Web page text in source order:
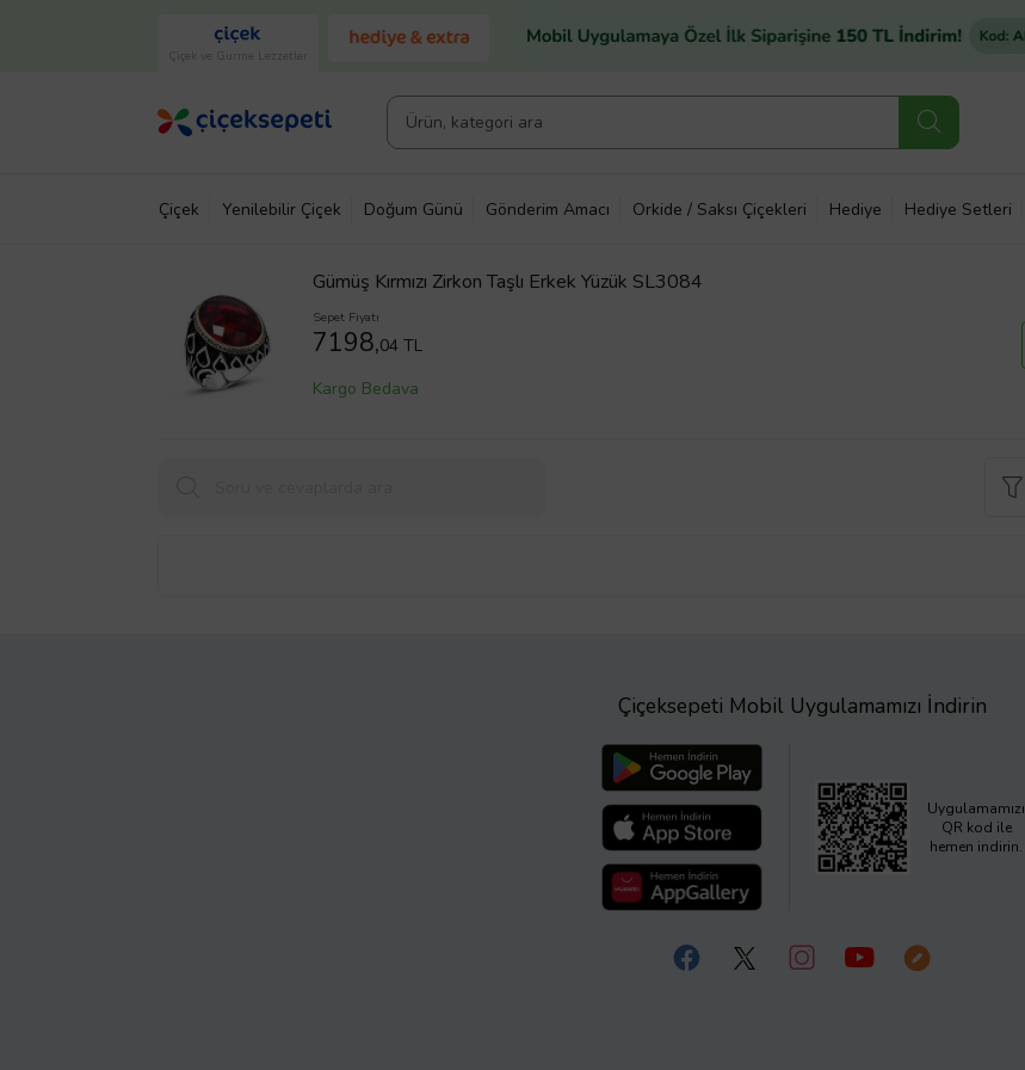
Çiçek ve Gurme Lezzetler
Çiçek Yenilebilir Çiçek Doğum Günü Gönderim Amacı Orkide / Saksı Çiçekleri Hediye Hediye Setleri
Gümüş Kırmızı Zirkon Taşlı Erkek Yüzük SL3084
Sepet Fiyatı
7198,04 TL
Kargo Bedava
Çiçeksepeti Mobil Uygulamamızı İndirin
Uygulamamızı
QR kod ile
hemen indirin.